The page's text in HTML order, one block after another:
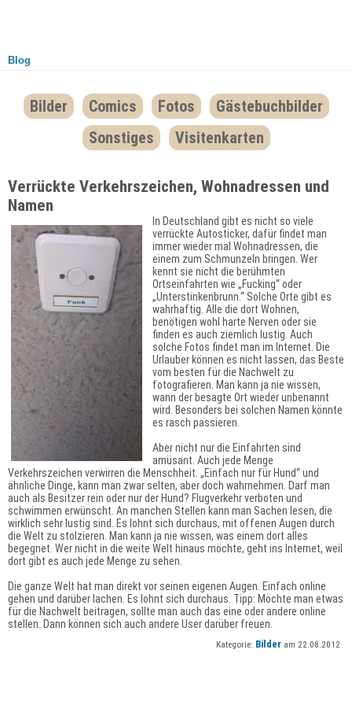
Blog
Bilder Comics Fotos
Gästebuchbilder
Sonstiges
Visitenkarten
Verrückte Verkehrszeichen, Wohnadressen und
Namen
In Deutschland gibt es nicht so viele
verrückte Autosticker, dafür findet man
immer wieder mal Wohnadressen, die
einem zum Schmunzeln bringen. Wer
kennt sie nicht die berühmten
Ortseinfahrten wie „Fucking“ oder
„Unterstinkenbrunn.“ Solche Orte gibt es
wahrhaftig. Alle die dort Wohnen,
benötigen wohl harte Nerven oder sie
finden es auch ziemlich lustig. Auch
solche Fotos findet man im Internet. Die
Urlauber können es nicht lassen, das Beste
vom besten für die Nachwelt zu
fotografieren. Man kann ja nie wissen,
wann der besagte Ort wieder unbenannt
wird. Besonders bei solchen Namen könnte
es rasch passieren.
Aber nicht nur die Einfahrten sind
amüsant. Auch jede Menge
Verkehrszeichen verwirren die Menschheit. „Einfach nur für Hund“ und
ähnliche Dinge, kann man zwar selten, aber doch wahrnehmen. Darf man
auch als Besitzer rein oder nur der Hund? Flugverkehr verboten und
schwimmen erwünscht. An manchen Stellen kann man Sachen lesen, die
wirklich sehr lustig sind. Es lohnt sich durchaus, mit offenen Augen durch
die Welt zu stolzieren. Man kann ja nie wissen, was einem dort alles
begegnet. Wer nicht in die weite Welt hinaus möchte, geht ins Internet, weil
dort gibt es auch jede Menge zu sehen.
Die ganze Welt hat man direkt vor seinen eigenen Augen. Einfach online
gehen und darüber lachen. Es lohnt sich durchaus. Tipp: Möchte man etwas
für die Nachwelt beitragen, sollte man auch das eine oder andere online
stellen. Dann können sich auch andere User darüber freuen.
Kategorie: Bilder am 22.08.2012